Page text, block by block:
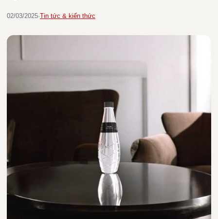
02/03/2025·Tin tức & kiến thức